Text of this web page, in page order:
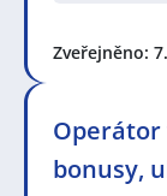
Zveřejněno:
Operátor
bonusy,